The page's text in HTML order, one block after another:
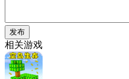
发布
相关游戏